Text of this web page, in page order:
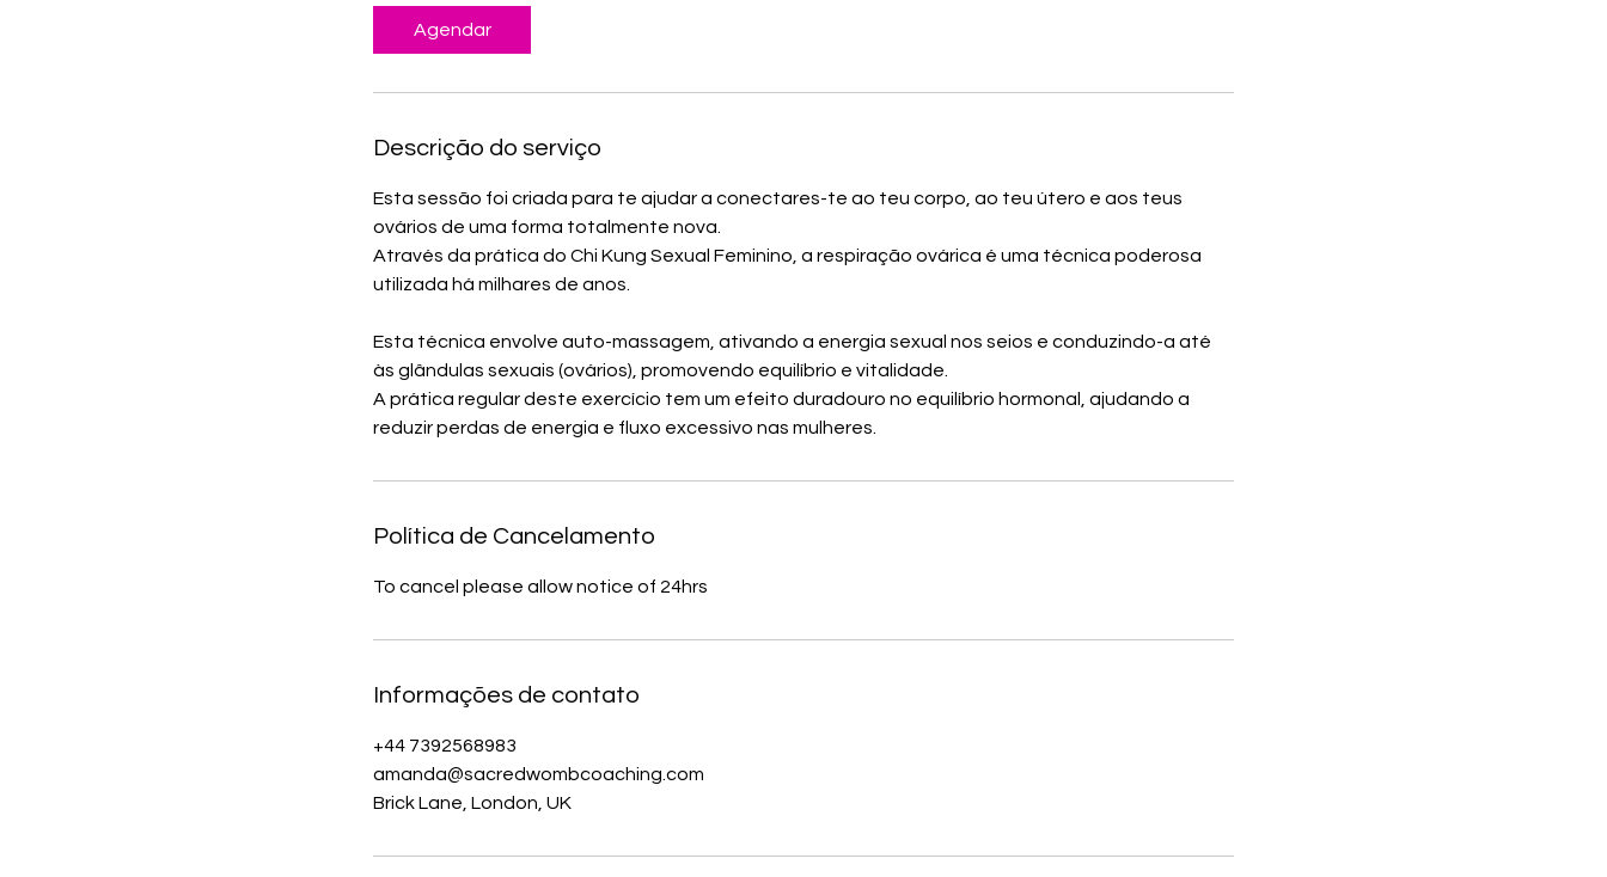
Agendar
Descrição do serviço
Esta sessão foi criada para te ajudar a conectares-te ao teu corpo, ao teu útero e aos teus
ovários de uma forma totalmente nova.
Através da prática do Chi Kung Sexual Feminino, a respiração ovárica é uma técnica poderosa
utilizada há milhares de anos.
Esta técnica envolve auto-massagem, ativando a energia sexual nos seios e conduzindo-a até
às glândulas sexuais (ovários), promovendo equilíbrio e vitalidade.
A prática regular deste exercício tem um efeito duradouro no equilíbrio hormonal, ajudando a
reduzir perdas de energia e fluxo excessivo nas mulheres.
Política de Cancelamento
To cancel please allow notice of 24hrs
Informações de contato
+44 7392568983
amanda@sacredwombcoaching.com
Brick Lane, London, UK